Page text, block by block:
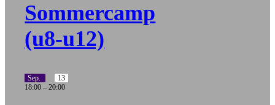
Sommercamp
(u8-u12)
Sep.
13
18:00 –20:00